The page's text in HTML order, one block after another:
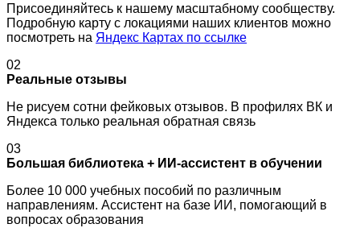
Присоединяйтесь к нашему масштабному сообществу.
Подробную карту с локациями наших клиентов можно
посмотреть на Яндекс Картах по ссылке
02
Реальные отзывы
Не рисуем сотни фейковых отзывов. В профилях ВК и
Яндекса только реальная обратная связь
03
Большая библиотека + ИИ-ассистент в обучении
Более 10 000 учебных пособий по различным
направлениям. Ассистент на базе ИИ, помогающий в
вопросах образования